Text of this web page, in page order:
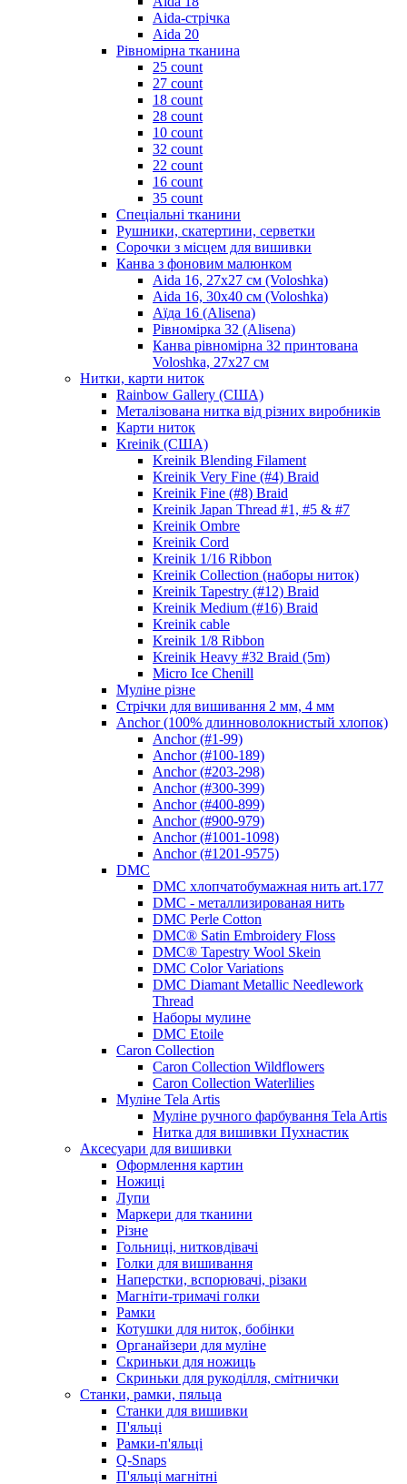
Aida-стрічка
Aida 20
Рівномірна тканина
25 count
27 count
18 count
28 count
10 count
32 count
22 count
16 count
35 count
Спеціальні тканини
Рушники, скатертини, серветки
Сорочки з місцем для вишивки
Канва з фоновим малюнком
Aida 16, 27х27 см (Voloshka)
Aida 16, 30х40 см (Voloshka)
Аїда 16 (Alisena)
Рівномірка 32 (Alisena)
Канва рівномірна 32 принтована
Voloshka, 27х27 см
Нитки, карти ниток
Rainbow Gallery (США)
Металізована нитка від різних виробників
Карти ниток
Kreinik (США)
Kreinik Blending Filament
Kreinik Very Fine (#4) Braid
Kreinik Fine (#8) Braid
Kreinik Japan Thread #1, #5 & #7
Kreinik Ombre
Kreinik Cord
Kreinik 1/16 Ribbon
Kreinik Collection (наборы ниток)
Kreinik Tapestry (#12) Braid
Kreinik Medium (#16) Braid
Kreinik cable
Kreinik 1/8 Ribbon
Kreinik Heavy #32 Braid (5m)
Micro Ice Chenill
Муліне різне
Стрічки для вишивання 2 мм, 4 мм
Anchor (100% длинноволокнистый хлопок)
Anchor (#1-99)
Anchor (#100-189)
Anchor (#203-298)
Anchor (#300-399)
Anchor (#400-899)
Anchor (#900-979)
Anchor (#1001-1098)
Anchor (#1201-9575)
DMC
DMC хлопчатобумажная нить art.177
DMC - металлизированая нить
DMC Perle Cotton
DMC® Satin Embroidery Floss
DMC® Tapestry Wool Skein
DMC Color Variations
DMC Diamant Metallic Needlework
Thread
Наборы мулине
DMC Etoile
Caron Collection
Caron Collection Wildflowers
Caron Collection Waterlilies
Муліне Tela Artis
Муліне ручного фарбування Tela Artis
Нитка для вишивки Пухнастик
Аксесуари для вишивки
Оформлення картин
Ножиці
Лупи
Маркери для тканини
Різне
Гольниці, нитковдівачі
Голки для вишивання
Наперстки, вспорювачі, різаки
Магніти-тримачі голки
Рамки
Котушки для ниток, бобінки
Органайзери для муліне
Скриньки для ножиць
Скриньки для рукоділля, смітнички
Станки, рамки, пяльца
Станки для вишивки
П'яльці
Рамки-п'яльці
Q-Snaps
П'яльці магнітні